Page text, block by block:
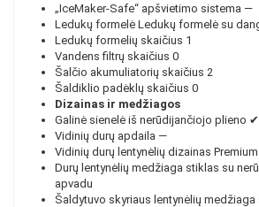
„IceMaker-Safe“ apšvietimo sistema —
Ledukų formelė Ledukų formelė su
Ledukų formelių skaičius 1
Vandens filtrų skaičius 0
Šalčio akumuliatorių skaičius 2
Šaldiklio padėklų skaičius 0
Dizainas ir medžiagos
Galinė sienelė iš nerūdijančiojo plieno ✔
Vidinių durų apdaila —
Vidinių durų lentynėlių dizainas
Durų lentynėlių medžiaga stiklas su
apvadu
Šaldytuvo skyriaus lentynėlių medžiaga